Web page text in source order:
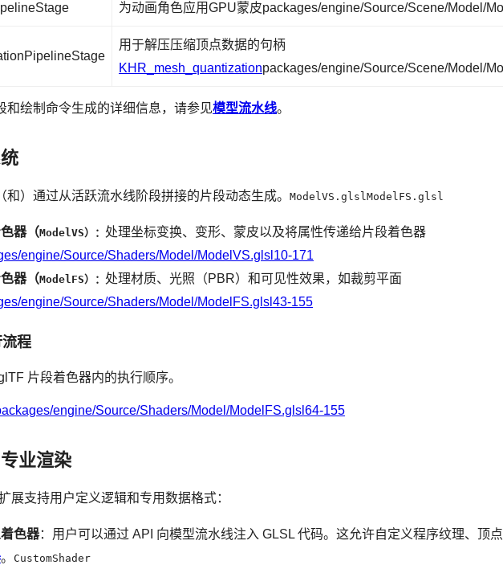
为动画角色应用GPU蒙皮packages/engine/Source/Scene/Model/
用于解压压缩顶点数据的句柄
KHR_mesh_quantizationpackages/engine/Source/Scene/Model/
和绘制命令生成的详细信息，请参见模型流水线。
和）通过从活跃流水线阶段拼接的片段动态生成。 ModelVS.glslModelFS.glsl
器（ModelVS）： 处理坐标变换、变形、蒙皮以及将属性传递给片段着色器
engine/Source/Shaders/Model/ModelVS.glsl10-171
器（ModelFS）： 处理材质、光照（PBR）和可见性效果，如裁剪平面
engine/Source/Shaders/Model/ModelFS.glsl43-155
程
片段着色器内的执行顺序。
engine/Source/Shaders/Model/ModelFS.glsl64-155
业渲染
展支持用户定义逻辑和专用数据格式：
色器：用户可以通过 API 向模型流水线注入 GLSL 代码。这允许自定义程序纹理、顶
。 CustomShader